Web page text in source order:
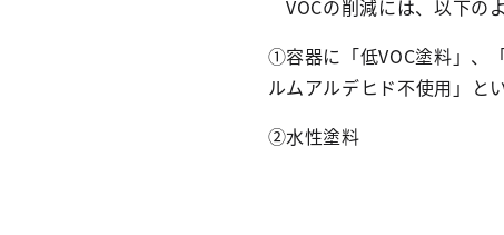
VOCの削減には、以下の
①容器に「低VOC塗料」、
ルムアルデヒド不使用」と
②水性塗料